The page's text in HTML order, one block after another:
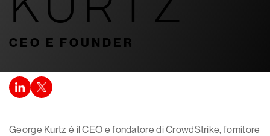
CEO E FOUNDER
George Kurtz è il CEO e fondatore di CrowdStrike, fornitore